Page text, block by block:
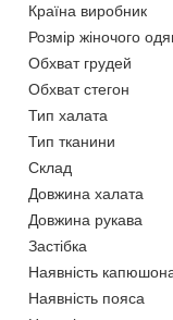
Країна виробник
Розмір жіночого
Обхват грудей
Обхват стегон
Тип халата
Тип тканини
Склад
Довжина халата
Довжина рукава
Застібка
Наявність
Наявність пояса